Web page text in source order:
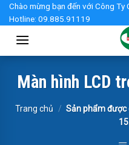
Skip
content
Chào mừng bạn đến với Công Ty
Hotline: 09.885.91119
Màn hình LCD
Trang chủ / Sản phẩm được